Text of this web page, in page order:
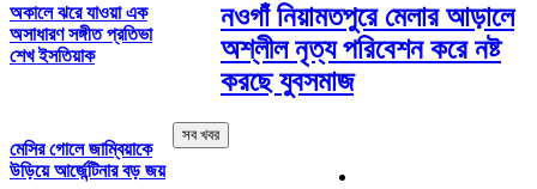
অকালে ঝরে যাওয়া এক
অসাধারণ সঙ্গীত প্রতিভা
শেখ ইসতিয়াক
মেসির গোলে জাম্বিয়াকে
উড়িয়ে আর্জেন্টিনার বড় জয়
নওগাঁ নিয়ামতপুরে মেলার আড়ালে
অশ্লীল নৃত্য পরিবেশন করে নষ্ট
করছে যুবসমাজ
সব খবর